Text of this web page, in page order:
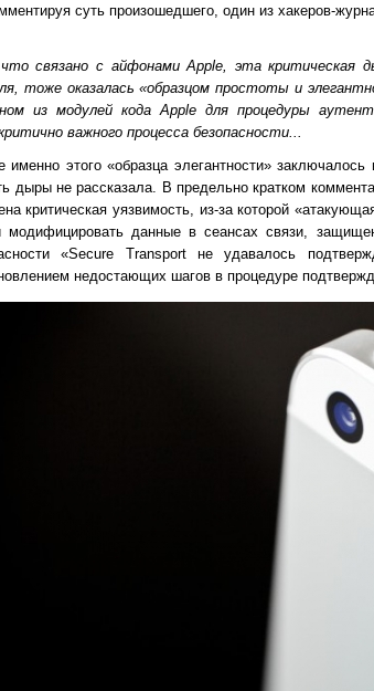
суть произошедшего, один из хакеров-
связано с айфонами Apple, эта критическая
тоже оказалась «образцом простоты и
из модулей кода Apple для процедуры
важного процесса безопасности...
именно этого «образца элегантности»
дыры не рассказала. В предельно кратком
критическая уязвимость, из-за которой
модифицировать данные в сеансах связи,
«Secure Transport не удавалось
недостающих шагов в процедуре